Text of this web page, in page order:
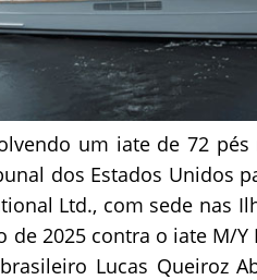
um iate de 72
dos Estados Unidos
Ltd., com sede nas
de 2025 contra o iate M/
Lucas Queiroz